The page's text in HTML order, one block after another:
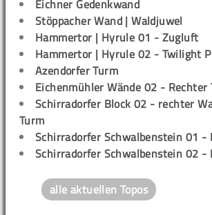
Eichner Gedenkwand
Stöppacher Wand | Waldjuwel
Hammertor | Hyrule 01 - Zugluft
Hammertor | Hyrule 02 - Twilight
Azendorfer Turm
Eichenmühler Wände 02 - Rechter
Schirradorfer Block 02 - rechter
Turm
Schirradorfer Schwalbenstein 01 -
Schirradorfer Schwalbenstein 02 -
alle aktuellen Topos